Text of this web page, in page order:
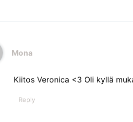
Mona
Kiitos Veronica <3 Oli kyllä
Reply